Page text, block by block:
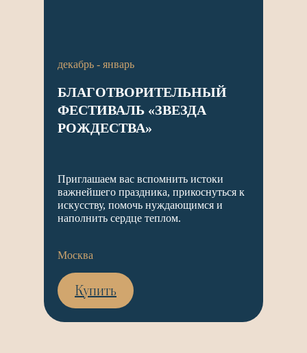
декабрь - январь
БЛАГОТВОРИТЕЛЬНЫЙ
ФЕСТИВАЛЬ «ЗВЕЗДА
РОЖДЕСТВА»
Приглашаем вас вспомнить истоки
важнейшего праздника, прикоснуться к
искусству, помочь нуждающимся и
наполнить сердце теплом.
Москва
Купить